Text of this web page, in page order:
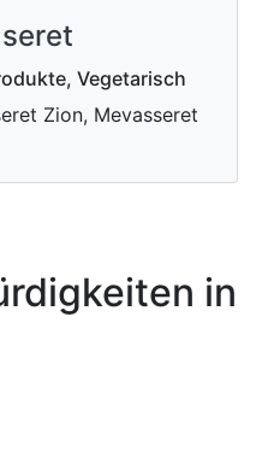
Vegetarisch
Zion, Mevasseret
in